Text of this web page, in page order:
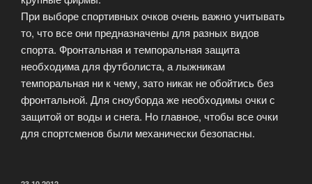
При выборе спортивных очков очень важно учитывать
то, что все они предназначены для разных видов
спорта. Фронтальная и темпоральная защита
необходима для футболиста, а лыжникам
темпоральная ни к чему, зато никак не обойтись без
фронтальной. Для сноуборда же необходимы очки с
защитой от воды и снега. Но главное, чтобы все очки
для спортсменов были механически безопасны.